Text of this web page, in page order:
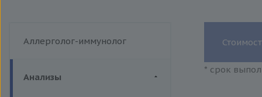
Аллерголог-иммунолог
Анализы
* срок